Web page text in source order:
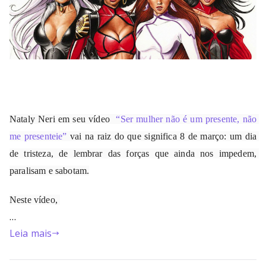
Nataly Neri em seu vídeo “Ser mulher não é um presente, não
me presenteie” vai na raiz do que significa 8 de março: um dia
de tristeza, de lembrar das forças que ainda nos impedem,
paralisam e sabotam.
Neste vídeo,
…
Leia mais